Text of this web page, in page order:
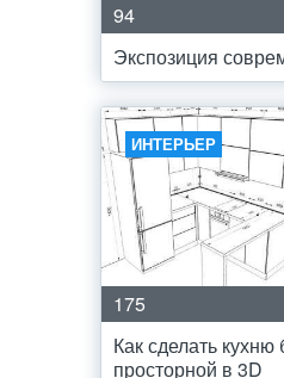
94
Экспозиция
ИНТЕРЬЕР
175
Как сделать кухню
просторной в 3D